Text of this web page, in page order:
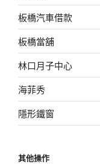
板橋汽車借款
板橋當舖
林口月子中心
海菲秀
隱形鐵窗
其他操作